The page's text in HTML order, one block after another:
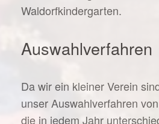
Waldorfkindergarten.
Auswahlverfahren
Da wir ein kleiner Verein
unser Auswahlverfahren
die in jedem Jahr